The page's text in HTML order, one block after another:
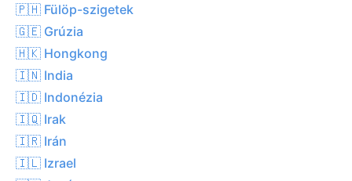
🇵🇭 Fülöp-szigetek
🇬🇪 Grúzia
🇭🇰 Hongkong
🇮🇳 India
🇮🇩 Indonézia
🇮🇶 Irak
🇮🇷 Irán
🇮🇱 Izrael